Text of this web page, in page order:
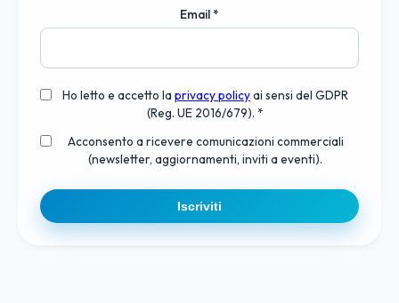
Email*
Ho letto e accetto la privacy policyai sensi del GDPR
(Reg. UE 2016/679). *
Acconsento a ricevere comunicazioni commerciali
(newsletter, aggiornamenti, inviti a eventi).
Iscriviti